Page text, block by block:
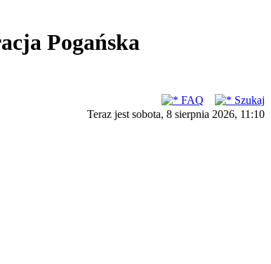
Pogańska
FAQ
Szukaj
Teraz jest sobota, 8 sierpnia 2026, 11:10